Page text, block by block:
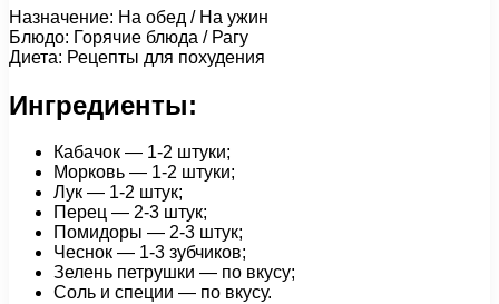
Назначение: На обед / На ужин
Блюдо: Горячие блюда / Рагу
Диета: Рецепты для похудения
Ингредиенты:
Кабачок — 1-2 штуки;
Морковь — 1-2 штуки;
Лук — 1-2 штук;
Перец — 2-3 штук;
Помидоры — 2-3 штук;
Чеснок — 1-3 зубчиков;
Зелень петрушки — по вкусу;
Соль и специи — по вкусу.